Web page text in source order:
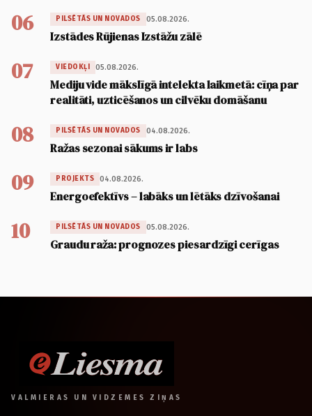
06 PILSĒTĀS UN NOVADOS 05.08.2026.
Izstādes Rūjienas Izstāžu zālē
07 VIEDOKĻI 05.08.2026.
Mediju vide mākslīgā intelekta laikmetā: cīņa par
realitāti, uzticēšanos un cilvēku domāšanu
08 PILSĒTĀS UN NOVADOS 04.08.2026.
Ražas sezonai sākums ir labs
09 PROJEKTS 04.08.2026.
Energoefektīvs – labāks un lētāks dzīvošanai
10 PILSĒTĀS UN NOVADOS 05.08.2026.
Graudu raža: prognozes piesardzīgi cerīgas
VALMIERAS UN VIDZEMES ZIŅAS